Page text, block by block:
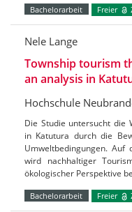
Bachelorarbeit Freier
Nele Lange
Township tourism
an analysis in
Hochschule
Die Studie untersucht die
in Katutura durch die
Umweltbedingungen. Auf
wird nachhaltiger
ökologischer Perspektive
Bachelorarbeit Freier